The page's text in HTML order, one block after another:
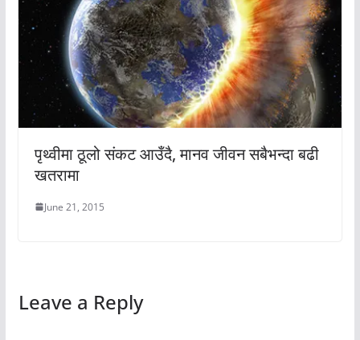
पृथ्वीमा ठूलो संकट आउँदै, मानव जीवन सबैभन्दा बढी
खतरामा
June 21, 2015
Leave a Reply